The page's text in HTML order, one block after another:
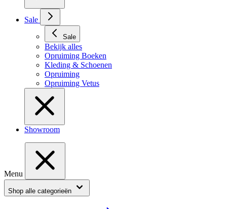
Sale
Sale
Bekijk alles
Opruiming Boeken
Kleding & Schoenen
Opruiming
Opruiming Vetus
Showroom
Menu
Shop alle categorieën